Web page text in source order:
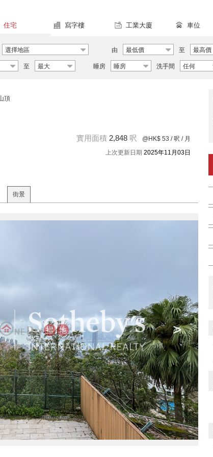
住宅 寫字樓 工業大廈 車位
選擇地區 由 最低價 至 最高價
至 最大 睡房 睡房 洗手間 任何
頂
實用面積 2,848 呎 @HK$ 53 / 呎 / 月
上次更新日期 2025年11月03日
街景
>